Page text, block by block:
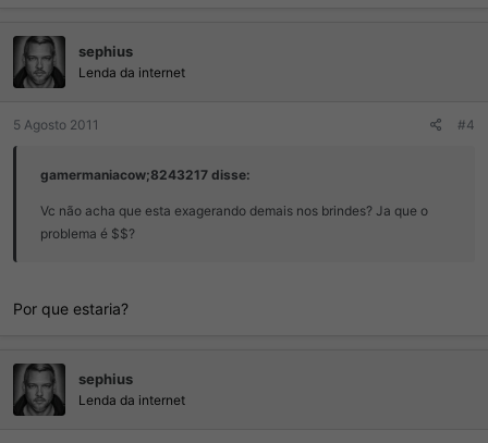
ç
õ
e
s
sephius
Lenda da internet
5 Agosto 2011 #4
gamermaniacow;8243217 disse:
Vc não acha que esta exagerando demais nos brindes? Ja que o
problema é $$?
Por que estaria?
sephius
Lenda da internet